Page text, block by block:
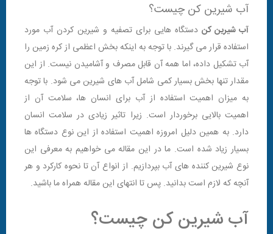
آب شیرین کن چیست؟
آب شیرین کن دستگاه هایی برای تصفیه و شیرین کردن آب مورد
استفاده قرار می گیرند. با توجه به اینکه بخش اعظمی از کره زمین را
آب تشکیل داده، اما همه آن قابل مصرف و آشامیدن نیست. از این
مقدار تنها بخش بسیار کمی شامل آب های شیرین می شود. با توجه
به میزان اهمیت استفاده از آب برای انسان ها، سلامت آن از
اهمیت بالایی برخوردار است. زیرا تاثیر زیادی در سلامت انسان
دارد. به همین دلیل امروزه اهمیت استفاده از این نوع دستگاه ها
بسیار زیاد شده است. ما در این مقاله می خواهیم به معرفی این
نوع شیرین کننده های آب بپردازیم. از انواع آن تا نحوه کارکرد و هر
آنچه که لازم است بدانید. پس تا انتهای این مقاله همراه ما باشید.
آب شیرین کن چیست؟